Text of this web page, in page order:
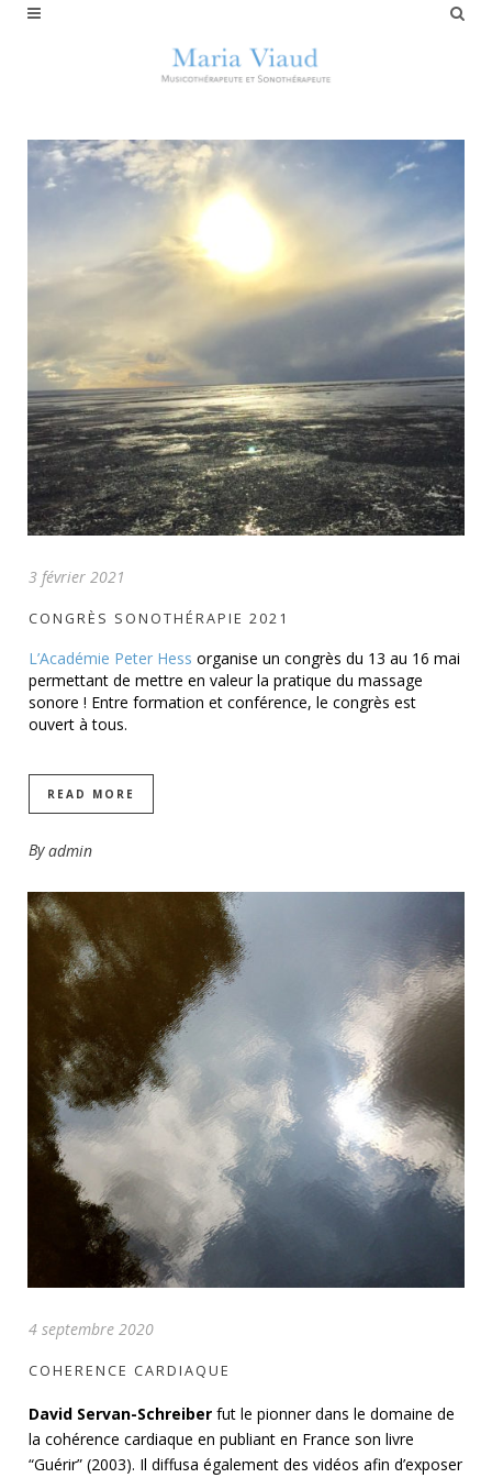
3 février 2021
CONGRÈS SONOTHÉRAPIE 2021
L’Académie Peter Hess organise un congrès du 13 au 16 mai
permettant de mettre en valeur la pratique du massage
sonore ! Entre formation et conférence, le congrès est
ouvert à tous.
READ MORE
By admin
4 septembre 2020
COHERENCE CARDIAQUE
David Servan-Schreiber fut le pionner dans le domaine de
la cohérence cardiaque en publiant en France son livre
“Guérir” (2003). Il diffusa également des vidéos afin d’exposer